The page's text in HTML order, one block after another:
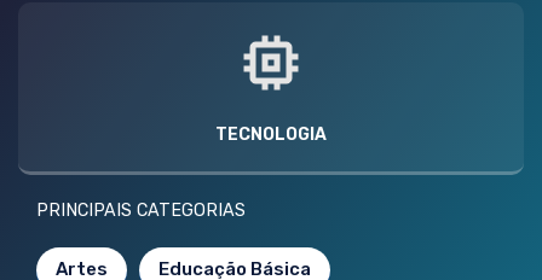
TECNOLOGIA
PRINCIPAIS CATEGORIAS
Artes Educação Básica